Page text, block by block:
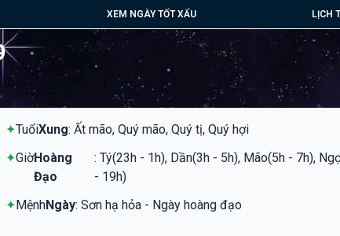
XEM NGÀY TỐT XẤU LỊCH
✦TuổiXung: Ất mão, Quý mão, Quý tị, Quý hợi
✦GiờHoàng
Đạo
: Tý(23h - 1h), Dần(3h - 5h), Mão(5h - 7h),
- 19h)
✦MệnhNgày: Sơn hạ hỏa - Ngày hoàng đạo